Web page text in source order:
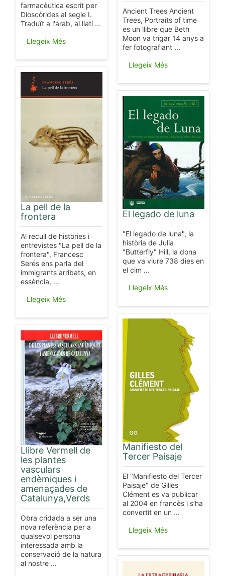
farmacèutica escrit per
Dioscòrides al segle I.
Traduït a l'àrab, al llatí ...
Llegeix Més
Ancient Trees Ancient
Trees, Portraits of time
es un llibre que Beth
Moon va trigar 14 anys a
fer fotografiant ...
Llegeix Més
La pell de la
frontera
Al recull de histories i
entrevistes "La pell de la
frontera", Francesc
Serés ens parla del
immigrants arribats, en
essència, ...
Llegeix Més
El legado de luna
"El legado de luna", la
història de Julia
"Butterfly" Hill, la dona
que va viure 738 dies en
el cim ...
Llegeix Més
Manifiesto del
Tercer Paisaje
El "Manifiesto del Tercer
Paisaje" de Gilles
Clément es va publicar
al 2004 en francès i s’ha
convertit en un ...
Llegeix Més
Llibre Vermell de
les plantes
vasculars
endèmiques i
amenaçades de
Catalunya,Verds
Obra cridada a ser una
nova referència per a
qualsevol persona
interessada amb la
conservació de la natura
al nostre ...